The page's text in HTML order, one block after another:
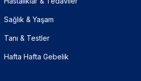
Sağlık & Yaşam
Tanı & Testler
Hafta Hafta Gebelik